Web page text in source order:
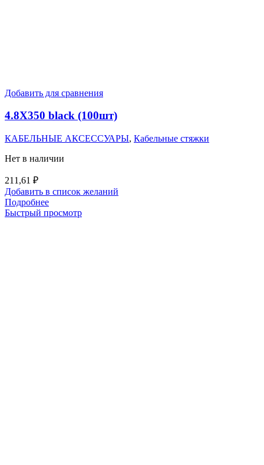
Добавить для сравнения
4.8X350 black (100шт)
КАБЕЛЬНЫЕ АКСЕССУАРЫ, Кабельные стяжки
Нет в наличии
211,61 ₽
Добавить в список желаний
Подробнее
Быстрый просмотр